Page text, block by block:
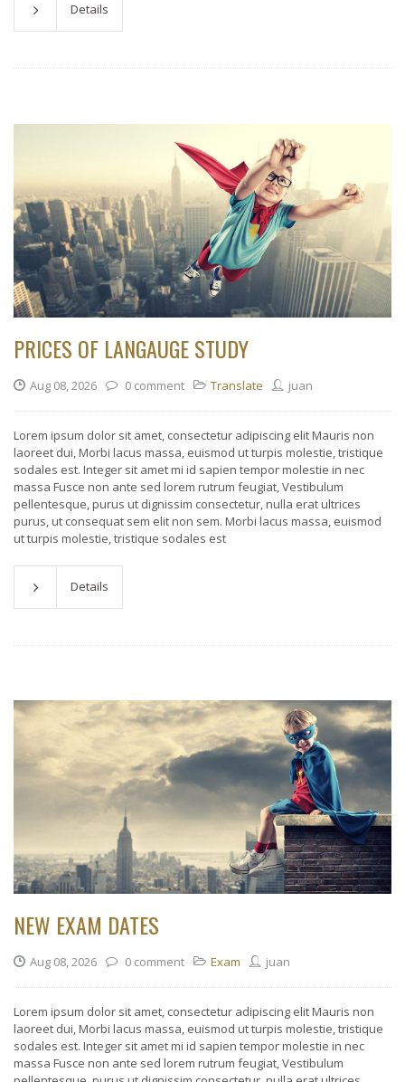
Details
PRICES OF LANGAUGE STUDY
Aug 08, 2026 0 comment Translate juan
Lorem ipsum dolor sit amet, consectetur adipiscing elit Mauris non
laoreet dui, Morbi lacus massa, euismod ut turpis molestie, tristique
sodales est. Integer sit amet mi id sapien tempor molestie in nec
massa Fusce non ante sed lorem rutrum feugiat, Vestibulum
pellentesque, purus ut dignissim consectetur, nulla erat ultrices
purus, ut consequat sem elit non sem. Morbi lacus massa, euismod
ut turpis molestie, tristique sodales est
Details
NEW EXAM DATES
Aug 08, 2026 0 comment Exam juan
Lorem ipsum dolor sit amet, consectetur adipiscing elit Mauris non
laoreet dui, Morbi lacus massa, euismod ut turpis molestie, tristique
sodales est. Integer sit amet mi id sapien tempor molestie in nec
massa Fusce non ante sed lorem rutrum feugiat, Vestibulum